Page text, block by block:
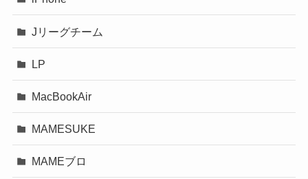
Jリーグチーム
LP
MacBookAir
MAMESUKE
MAMEブロ